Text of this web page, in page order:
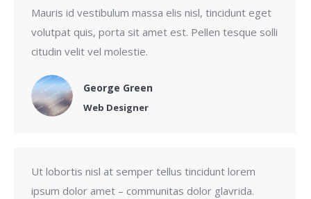
Mauris id vestibulum massa elis nisl, tincidunt eget
volutpat quis, porta sit amet est. Pellen tesque solli
citudin velit vel molestie.
George Green
Web Designer
Ut lobortis nisl at semper tellus tincidunt lorem
ipsum dolor amet – communitas dolor glavrida.